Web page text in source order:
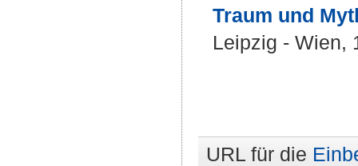
Traum und
Leipzig - Wien,
URL für die